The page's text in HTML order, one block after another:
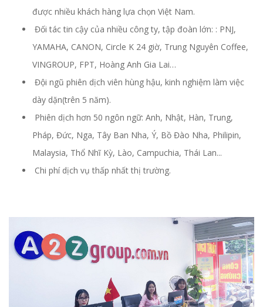
được nhiều khách hàng lựa chọn Việt Nam.
Đối tác tin cậy của nhiều công ty, tập đoàn lớn: : PNJ,
YAMAHA, CANON, Circle K 24 giờ, Trung Nguyên Coffee,
VINGROUP, FPT, Hoàng Anh Gia Lai…
Đội ngũ phiên dịch viên hùng hậu, kinh nghiệm làm việc
dày dặn(trên 5 năm).
Phiên dịch hơn 50 ngôn ngữ: Anh, Nhật, Hàn, Trung,
Pháp, Đức, Nga, Tây Ban Nha, Ý, Bồ Đào Nha, Philipin,
Malaysia, Thổ Nhĩ Kỳ, Lào, Campuchia, Thái Lan...
Chi phí dịch vụ thấp nhất thị trường.